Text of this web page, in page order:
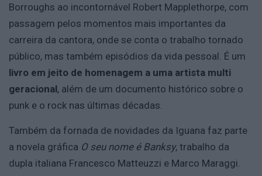
Borroughs ao incontornável Robert Mapplethorpe, com
passagem pelos momentos mais importantes da
carreira da cantora, onde se conta o trabalho tornado
público, mas também episódios da vida pessoal. É um
livro em jeito de homenagem a uma artista multi
geracional, além de um documento histórico sobre o
punk e o rock nas últimas décadas.
Também da fornada de novidades da Iguana faz parte
a novela gráfica O seu nome é Banksy, trabalho da
dupla italiana Francesco Matteuzzi e Marco Maraggi.